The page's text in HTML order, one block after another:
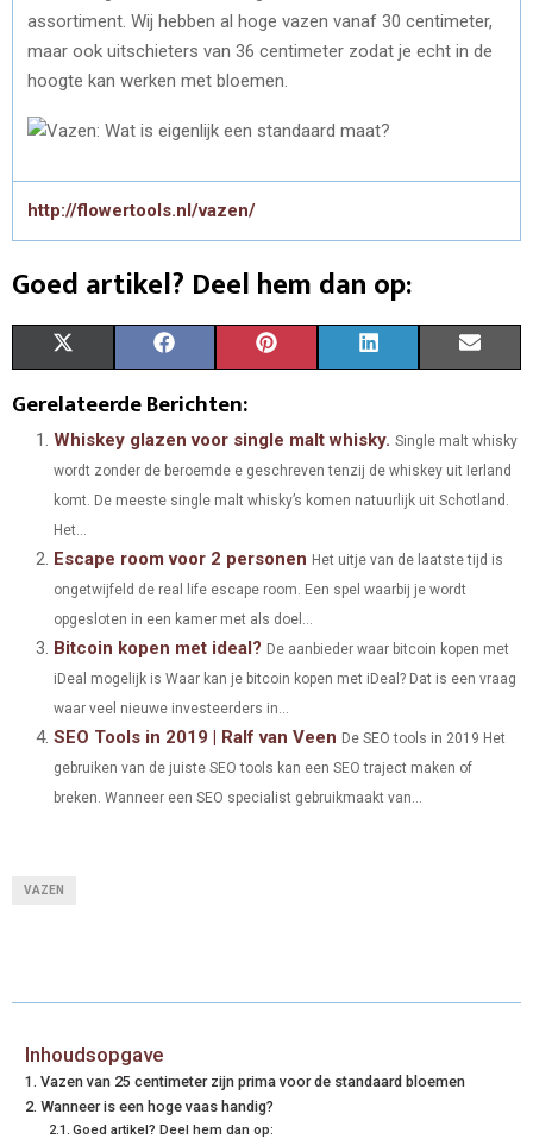
assortiment. Wij hebben al hoge vazen vanaf 30 centimeter,
maar ook uitschieters van 36 centimeter zodat je echt in de
hoogte kan werken met bloemen.
http://flowertools.nl/vazen/
Goed artikel? Deel hem dan op:
A
R
O
T
W
T
E
R
)
R
O
C
E
O
K
R
O
N
T
R
S
T
A
R
O
N
K
D
N
A
R
O
A
I
Gerelateerde Berichten:
Whiskey glazen voor single malt whisky. Single malt whisky
wordt zonder de beroemde e geschreven tenzij de whiskey uit Ierland
komt. De meeste single malt whisky’s komen natuurlijk uit Schotland.
Het...
Escape room voor 2 personen Het uitje van de laatste tijd is
ongetwijfeld de real life escape room. Een spel waarbij je wordt
opgesloten in een kamer met als doel...
Bitcoin kopen met ideal? De aanbieder waar bitcoin kopen met
iDeal mogelijk is Waar kan je bitcoin kopen met iDeal? Dat is een vraag
waar veel nieuwe investeerders in...
SEO Tools in 2019 | Ralf van Veen De SEO tools in 2019 Het
gebruiken van de juiste SEO tools kan een SEO traject maken of
breken. Wanneer een SEO specialist gebruikmaakt van...
VAZEN
Inhoudsopgave
Vazen van 25 centimeter zijn prima voor de standaard bloemen
Wanneer is een hoge vaas handig?
Goed artikel? Deel hem dan op: